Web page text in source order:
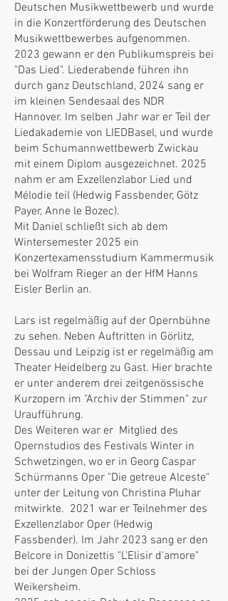
Deutschen Musikwettbewerb und wurde
in die Konzertförderung des Deutschen
Musikwettbewerbes aufgenommen.
2023 gewann er den Publikumspreis bei
"Das Lied". Liederabende führen ihn
durch ganz Deutschland, 2024 sang er
im kleinen Sendesaal des NDR
Hannover. Im selben Jahr war er Teil der
Liedakademie von LIEDBasel, und wurde
beim Schumannwettbewerb Zwickau
mit einem Diplom ausgezeichnet. 2025
nahm er am Exzellenzlabor Lied und
Mélodie teil (Hedwig Fassbender, Götz
Payer, Anne le Bozec).
Mit Daniel schließt sich ab dem
Wintersemester 2025 ein
Konzertexamensstudium Kammermusik
bei Wolfram Rieger an der HfM Hanns
Eisler Berlin an.
Lars ist regelmäßig auf der Opernbühne
zu sehen. Neben Auftritten in Görlitz,
Dessau und Leipzig ist er regelmäßig am
Theater Heidelberg zu Gast. Hier brachte
er unter anderem drei zeitgenössische
Kurzopern im "Archiv der Stimmen" zur
Uraufführung.
Des Weiteren war er Mitglied des
Opernstudios des Festivals Winter in
Schwetzingen, wo er in Georg Caspar
Schürmanns Oper "Die getreue Alceste"
unter der Leitung von Christina Pluhar
mitwirkte. 2021 war er Teilnehmer des
Exzellenzlabor Oper (Hedwig
Fassbender). Im Jahr 2023 sang er den
Belcore in Donizettis "L'Elisir d'amore"
bei der Jungen Oper Schloss
Weikersheim.